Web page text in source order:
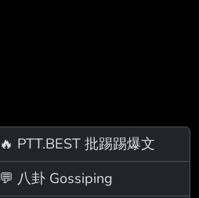
🔥 PTT.BEST 批踢踢爆文
💬 八卦 Gossiping